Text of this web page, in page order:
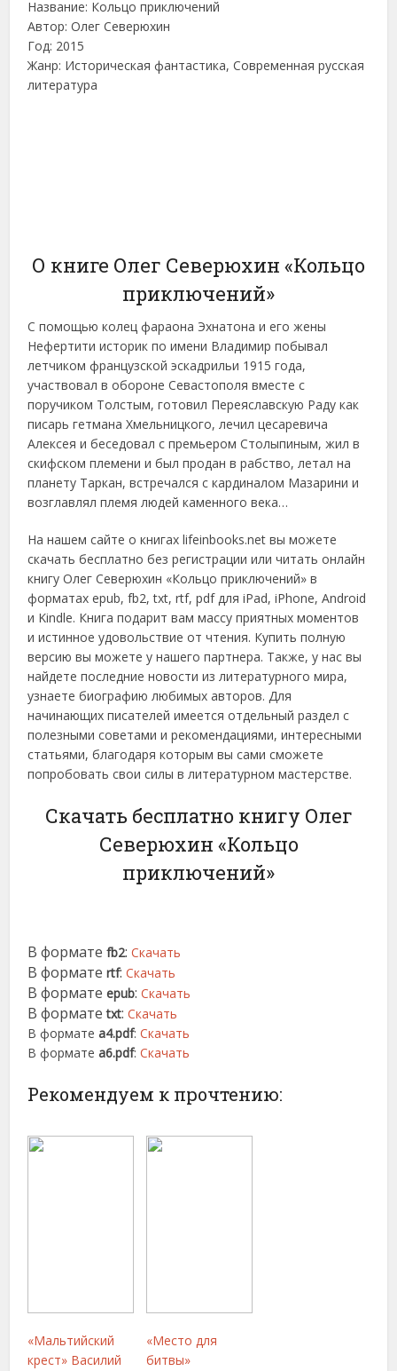
Название: Кольцо приключений
Автор: Олег Северюхин
Год: 2015
Жанр: Историческая фантастика, Современная русская
литература
О книге Олег Северюхин «Кольцо
приключений»
С помощью колец фараона Эхнатона и его жены
Нефертити историк по имени Владимир побывал
летчиком французской эскадрильи 1915 года,
участвовал в обороне Севастополя вместе с
поручиком Толстым, готовил Переяславскую Раду как
писарь гетмана Хмельницкого, лечил цесаревича
Алексея и беседовал с премьером Столыпиным, жил в
скифском племени и был продан в рабство, летал на
планету Таркан, встречался с кардиналом Мазарини и
возглавлял племя людей каменного века…
На нашем сайте о книгах lifeinbooks.net вы можете
скачать бесплатно без регистрации или читать онлайн
книгу Олег Северюхин «Кольцо приключений» в
форматах epub, fb2, txt, rtf, pdf для iPad, iPhone, Android
и Kindle. Книга подарит вам массу приятных моментов
и истинное удовольствие от чтения. Купить полную
версию вы можете у нашего партнера. Также, у нас вы
найдете последние новости из литературного мира,
узнаете биографию любимых авторов. Для
начинающих писателей имеется отдельный раздел с
полезными советами и рекомендациями, интересными
статьями, благодаря которым вы сами сможете
попробовать свои силы в литературном мастерстве.
Скачать бесплатно книгу Олег
Северюхин «Кольцо
приключений»
В форматеfb2:Скачать
В форматеrtf:Скачать
В форматеepub:Скачать
В форматеtxt:Скачать
В форматеa4.pdf:Скачать
В форматеa6.pdf:Скачать
Рекомендуем к прочтению:
«Мальтийский
крест» Василий
«Место для
битвы»